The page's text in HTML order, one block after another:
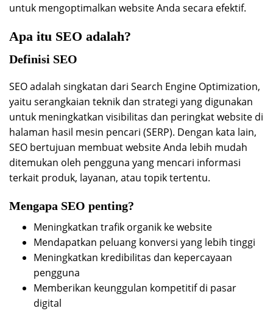
untuk mengoptimalkan website Anda secara efektif.
Apa itu SEO adalah?
Definisi SEO
SEO adalah singkatan dari Search Engine Optimization,
yaitu serangkaian teknik dan strategi yang digunakan
untuk meningkatkan visibilitas dan peringkat website di
halaman hasil mesin pencari (SERP). Dengan kata lain,
SEO bertujuan membuat website Anda lebih mudah
ditemukan oleh pengguna yang mencari informasi
terkait produk, layanan, atau topik tertentu.
Mengapa SEO penting?
Meningkatkan trafik organik ke website
Mendapatkan peluang konversi yang lebih tinggi
Meningkatkan kredibilitas dan kepercayaan
pengguna
Memberikan keunggulan kompetitif di pasar
digital